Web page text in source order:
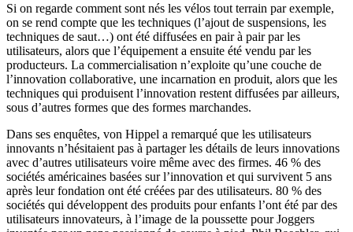
Si on regarde comment sont nés les vélos tout terrain par exemple,
on se rend compte que les techniques (l’ajout de suspensions, les
techniques de saut…) ont été diffusées en pair à pair par les
utilisateurs, alors que l’équipement a ensuite été vendu par les
producteurs. La commercialisation n’exploite qu’une couche de
l’innovation collaborative, une incarnation en produit, alors que les
techniques qui produisent l’innovation restent diffusées par ailleurs,
sous d’autres formes que des formes marchandes.
Dans ses enquêtes, von Hippel a remarqué que les utilisateurs
innovants n’hésitaient pas à partager les détails de leurs innovations
avec d’autres utilisateurs voire même avec des firmes. 46 % des
sociétés américaines basées sur l’innovation et qui survivent 5 ans
après leur fondation ont été créées par des utilisateurs. 80 % des
sociétés qui développent des produits pour enfants l’ont été par des
utilisateurs innovateurs, à l’image de la poussette pour Joggers